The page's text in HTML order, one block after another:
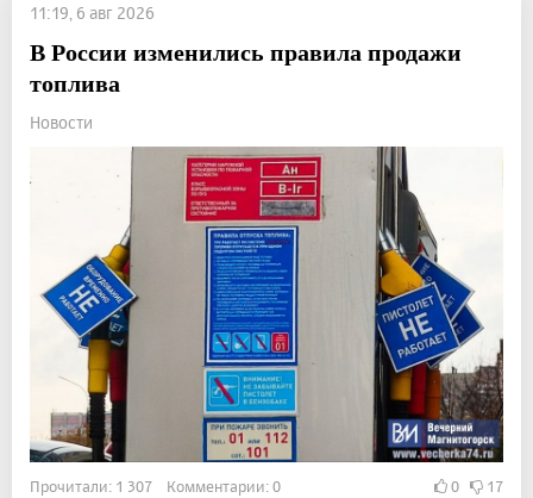
11:19, 6 авг 2026
В России изменились правила продажи
топлива
Новости
Прочитали: 1 307 Комментарии: 0 0 17